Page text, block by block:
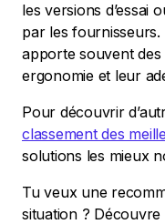
les versions d’essai
par les
apporte souvent
ergonomie et leur
Pour découvrir
classement des
solutions les mieux
Tu veux une
situation ?